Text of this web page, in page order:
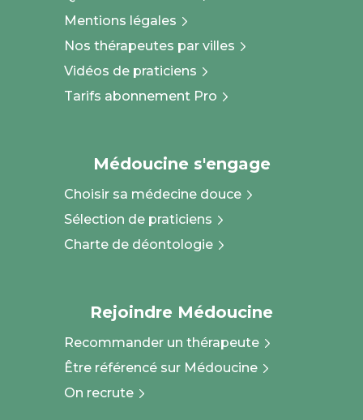
Mentions légales
Nos thérapeutes par villes
Vidéos de praticiens
Tarifs abonnement Pro
Médoucine s'engage
Choisir sa médecine douce
Sélection de praticiens
Charte de déontologie
Rejoindre Médoucine
Recommander un thérapeute
Être référencé sur Médoucine
On recrute